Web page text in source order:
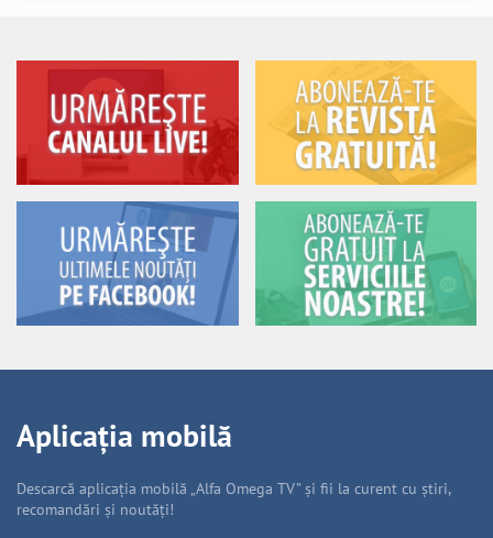
Aplicația mobilă
Descarcă aplicația mobilă „Alfa Omega TV” și fii la curent cu știri,
recomandări și noutăți!